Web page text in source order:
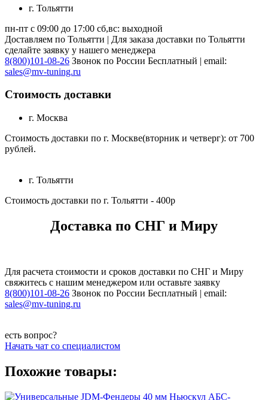
г. Тольятти
пн-пт с 09:00 до 17:00 сб,вс: выходной
Доставляем по Тольятти | Для заказа доставки по Тольятти
сделайте заявку у нашего менеджера
8(800)101-08-26 Звонок по России Бесплатный | email:
sales@mv-tuning.ru
Стоимость доставки
г. Москва
Стоимость доставки по г. Москве(вторник и четверг): от 700
рублей.
г. Тольятти
Стоимость доставки по г. Тольятти - 400р
Доставка по СНГ и Миру
Для расчета стоимости и сроков доставки по СНГ и Миру
свяжитесь с нашим менеджером или оставьте заявку
8(800)101-08-26 Звонок по России Бесплатный | email:
sales@mv-tuning.ru
есть вопрос?
Начать чат со специалистом
Похожие товары: